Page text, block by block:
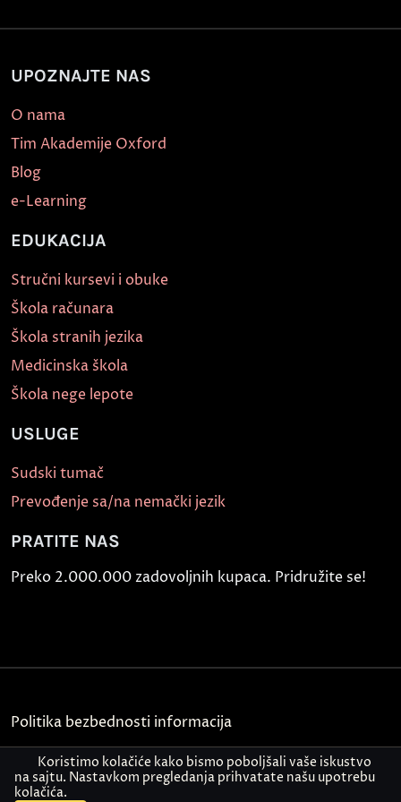
UPOZNAJTE NAS
O nama
Tim Akademije Oxford
Blog
e-Learning
EDUKACIJA
Stručni kursevi i obuke
Škola računara
Škola stranih jezika
Medicinska škola
Škola nege lepote
USLUGE
Sudski tumač
Prevođenje sa/na nemački jezik
PRATITE NAS
Preko 2.000.000 zadovoljnih kupaca. Pridružite se!
Politika bezbednosti informacija
Kontakt
Koristimo kolačiće kako bismo poboljšali vaše iskustvo
na sajtu. Nastavkom pregledanja prihvatate našu upotrebu
kolačića.